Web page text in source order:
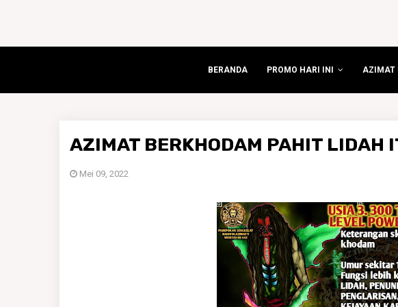
BERANDA PROMO HARI INI AZIMAT
AZIMAT BERKHODAM PAHIT LIDAH
Mei 09, 2022